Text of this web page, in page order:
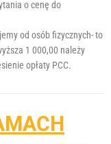
o cenę do
od osób fizycznych- to
1 000,00 należy
opłaty PCC.